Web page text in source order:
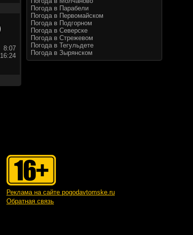
8:07
16:24
Погода в Парабели
Погода в Первомайском
Погода в Подгорном
Погода в Северске
Погода в Стрежевом
Погода в Тегульдете
Погода в Зырянском
Реклама на сайте pogodavtomske.ru
Обратная связь